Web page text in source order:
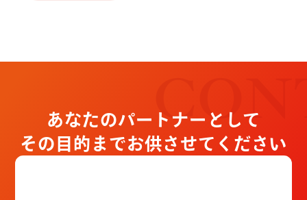
あなたのパートナーとして
その目的までお供させてください